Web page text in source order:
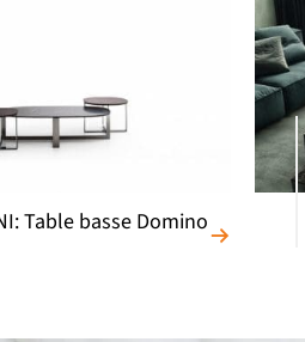
Table basse Domino